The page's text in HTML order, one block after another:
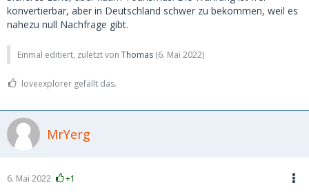
konvertierbar, aber in Deutschland schwer zu bekommen, weil es
nahezu null Nachfrage gibt.
Einmal editiert, zuletzt von Thomas (6. Mai 2022)
loveexplorer gefällt das.
MrYerg
6. Mai 2022 +1